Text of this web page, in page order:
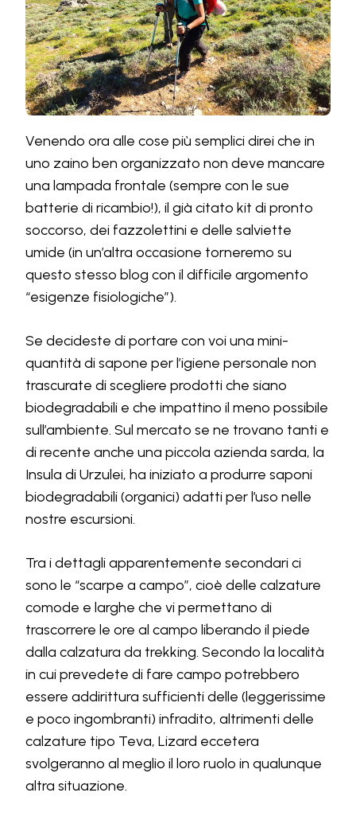
Venendo ora alle cose più semplici direi che in
uno zaino ben organizzato non deve mancare
una lampada frontale (sempre con le sue
batterie di ricambio!), il già citato kit di pronto
soccorso, dei fazzolettini e delle salviette
umide (in un’altra occasione torneremo su
questo stesso blog con il difficile argomento
“esigenze fisiologiche”).
Se decideste di portare con voi una mini-
quantità di sapone per l’igiene personale non
trascurate di scegliere prodotti che siano
biodegradabili e che impattino il meno possibile
sull’ambiente. Sul mercato se ne trovano tanti e
di recente anche una piccola azienda sarda, la
Insula di Urzulei, ha iniziato a produrre saponi
biodegradabili (organici) adatti per l’uso nelle
nostre escursioni.
Tra i dettagli apparentemente secondari ci
sono le “scarpe a campo”, cioè delle calzature
comode e larghe che vi permettano di
trascorrere le ore al campo liberando il piede
dalla calzatura da trekking. Secondo la località
in cui prevedete di fare campo potrebbero
essere addirittura sufficienti delle (leggerissime
e poco ingombranti) infradito, altrimenti delle
calzature tipo Teva, Lizard eccetera
svolgeranno al meglio il loro ruolo in qualunque
altra situazione.